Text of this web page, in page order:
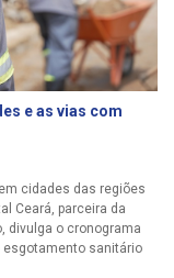
e as vias com
cidades das regiões
Ceará, parceira da
divulga o cronograma
esgotamento sanitário